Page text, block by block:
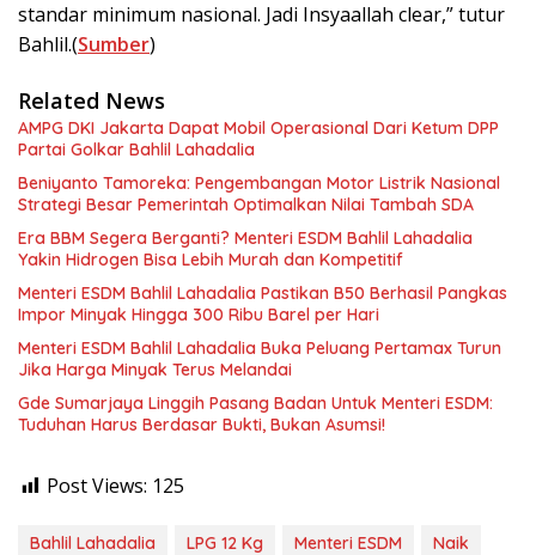
standar minimum nasional. Jadi Insyaallah clear,” tutur
Bahlil.(Sumber)
Related News
AMPG DKI Jakarta Dapat Mobil Operasional Dari Ketum DPP
Partai Golkar Bahlil Lahadalia
Beniyanto Tamoreka: Pengembangan Motor Listrik Nasional
Strategi Besar Pemerintah Optimalkan Nilai Tambah SDA
Era BBM Segera Berganti? Menteri ESDM Bahlil Lahadalia
Yakin Hidrogen Bisa Lebih Murah dan Kompetitif
Menteri ESDM Bahlil Lahadalia Pastikan B50 Berhasil Pangkas
Impor Minyak Hingga 300 Ribu Barel per Hari
Menteri ESDM Bahlil Lahadalia Buka Peluang Pertamax Turun
Jika Harga Minyak Terus Melandai
Gde Sumarjaya Linggih Pasang Badan Untuk Menteri ESDM:
Tuduhan Harus Berdasar Bukti, Bukan Asumsi!
Post Views: 125
Bahlil Lahadalia LPG 12 Kg Menteri ESDM
Naik